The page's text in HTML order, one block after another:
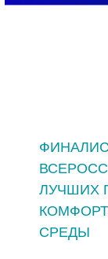
ЛУЧШИХ
СРЕДЫ